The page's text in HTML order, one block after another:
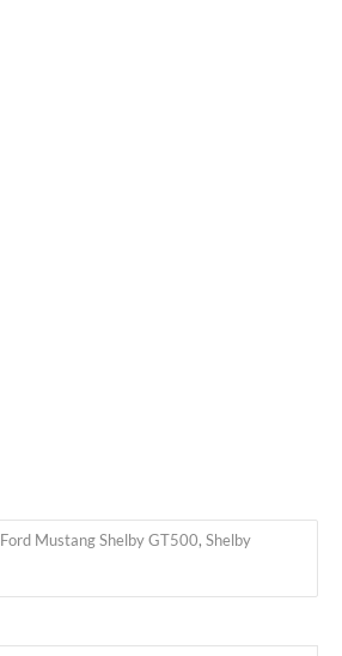
Ford Mustang Shelby GT500, Shelby